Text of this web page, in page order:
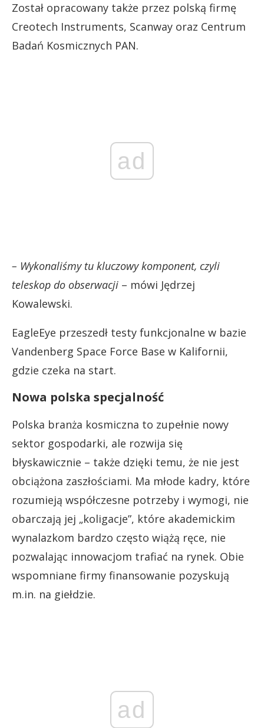
Został opracowany także przez polską firmę
Creotech Instruments, Scanway oraz Centrum
Badań Kosmicznych PAN.
ad
– Wykonaliśmy tu kluczowy komponent, czyli
teleskop do obserwacji – mówi Jędrzej
Kowalewski.
EagleEye przeszedł testy funkcjonalne w bazie
Vandenberg Space Force Base w Kalifornii,
gdzie czeka na start.
Nowa polska specjalność
Polska branża kosmiczna to zupełnie nowy
sektor gospodarki, ale rozwija się
błyskawicznie – także dzięki temu, że nie jest
obciążona zaszłościami. Ma młode kadry, które
rozumieją współczesne potrzeby i wymogi, nie
obarczają jej „koligacje”, które akademickim
wynalazkom bardzo często wiążą ręce, nie
pozwalając innowacjom trafiać na rynek. Obie
wspomniane firmy finansowanie pozyskują
m.in. na giełdzie.
ad